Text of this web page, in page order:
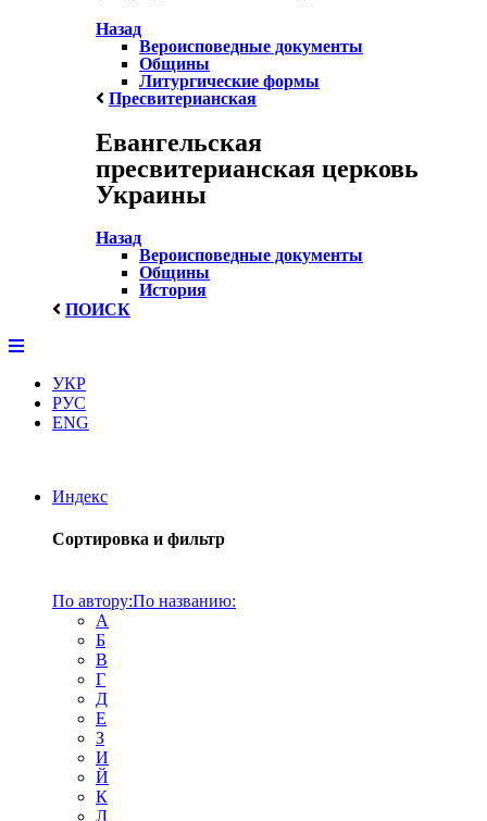
Назад
Вероисповедные документы
Общины
Литургические формы
Пресвитерианская
Евангельская
пресвитерианская церковь
Украины
Назад
Вероисповедные документы
Общины
История
ПОИСК
УКР
РУС
ENG
Индекс
Сортировка и фильтр
По автору:По названию:
А
Б
В
Г
Д
Е
З
И
Й
К
Л